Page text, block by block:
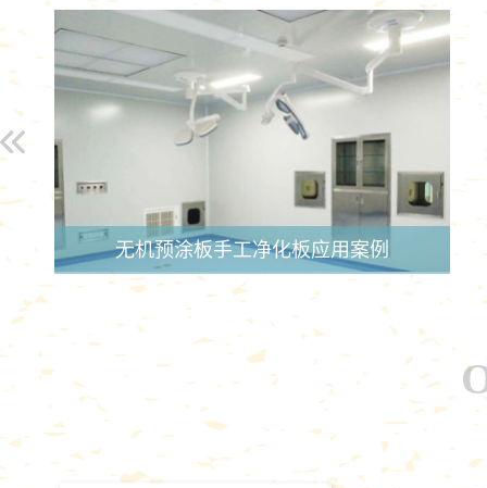
无机预涂板手工净化板应用案例